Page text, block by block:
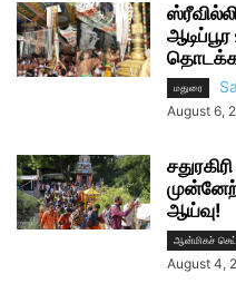
மதுரை
August 6,
ஆய்வு!
ஆன்மிகச்
August 4,